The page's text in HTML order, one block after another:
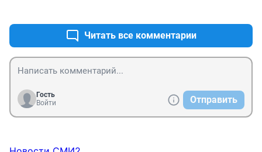
Читать все комментарии
Гость
Войти
Отправить